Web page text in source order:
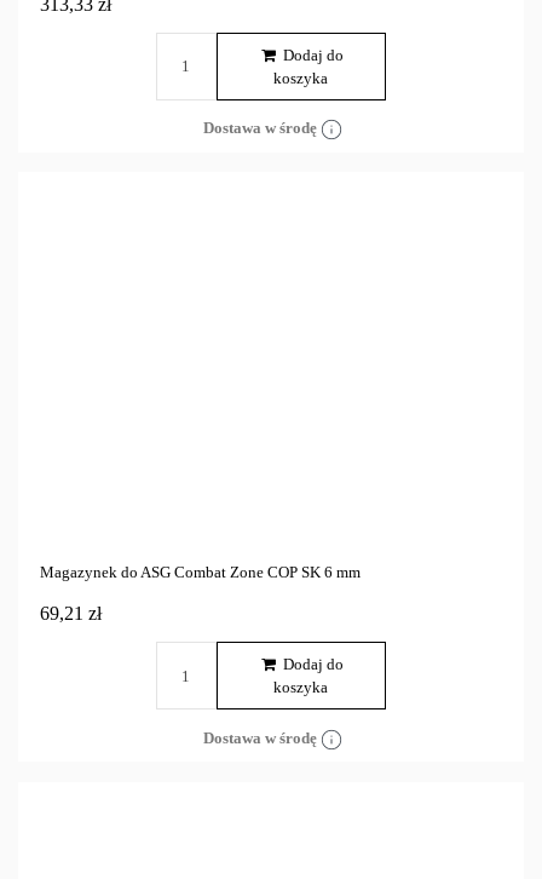
313,33 zł
Dodaj do
koszyka
Dostawa w środę
Magazynek do ASG Combat Zone COP SK 6 mm
69,21 zł
Dodaj do
koszyka
Dostawa w środę